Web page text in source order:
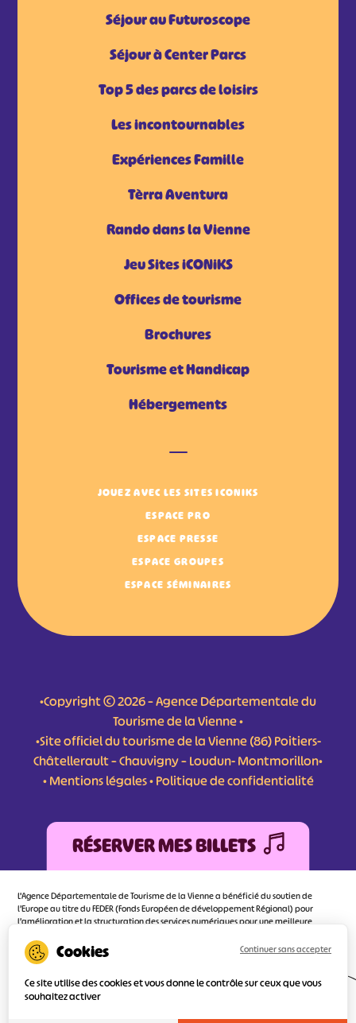
Séjour au Futuroscope
Séjour à Center Parcs
Top 5 des parcs de loisirs
Les incontournables
Expériences Famille
Tèrra Aventura
Rando dans la Vienne
Jeu Sites iCONiKS
Offices de tourisme
Brochures
Tourisme et Handicap
Hébergements
JOUEZ AVEC LES SITES ICONIKS
ESPACE PRO
ESPACE PRESSE
ESPACE GROUPES
ESPACE SÉMINAIRES
•Copyright © 2026 – Agence Départementale du
Tourisme de la Vienne •
•Site officiel du tourisme de la Vienne (86) Poitiers-
Châtellerault – Chauvigny – Loudun- Montmorillon•
•Mentions légales•Politique de confidentialité
RÉSERVER MES BILLETS
L'Agence Départementale de Tourisme de la Vienne a bénéficié du soutien de
l’Europe au titre du FEDER (Fonds Européen de développement Régional) pour
l’amélioration et la structuration des services numériques pour une meilleure
d’orienter au mieux le visiteur.
Ce site utilise des cookies et vous donne le contrôle sur ceux que vous
souhaitez activer
Continuer sans accepter